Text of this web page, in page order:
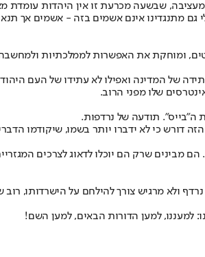
שבשעה מכרעת זו אין היהדות עומדת
גם מתנגדינו אינם אשמים בזה - אשמים אך
ומוחקת את האפשרות לממלכתיות
של המדינה ואפילו לא עתידו של העם
שלו מפני הרוב.
ה"בייס". תודעה של נרדפות.
כי לא ידברו יותר בשמו, שיקודמו
שרק הם יוכלו לדאוג לצרכים
ולא מרגיש צורך להילחם על הישרדותו, רוב
למעננו, למען הדורות הבאים, למען השם!